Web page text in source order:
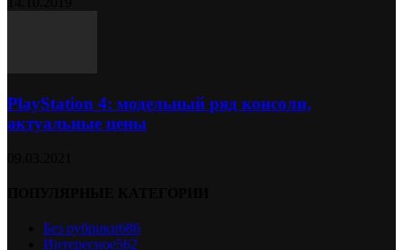
PlayStation 4: модельный ряд консоли,
актуальные цены
Без рубрики686
Интересное562